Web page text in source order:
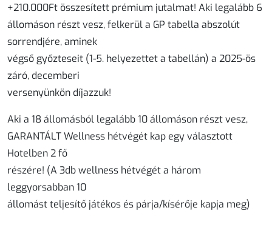
+210.000Ft összesített prémium jutalmat! Aki legalább 6
állomáson részt vesz, felkerül a GP tabella abszolút
sorrendjére, aminek
végső győzteseit (1-5. helyezettet a tabellán) a 2025-ös
záró, decemberi
versenyünkön díjazzuk!
Aki a 18 állomásból legalább 10 állomáson részt vesz,
GARANTÁLT Wellness hétvégét kap egy választott
Hotelben 2 fő
részére! (A 3db wellness hétvégét a három
leggyorsabban 10
állomást teljesítő játékos és párja/kísérője kapja meg)